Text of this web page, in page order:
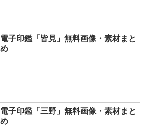
電子印鑑「皆見」無料画像・素材まと
め
電子印鑑「三野」無料画像・素材まと
め